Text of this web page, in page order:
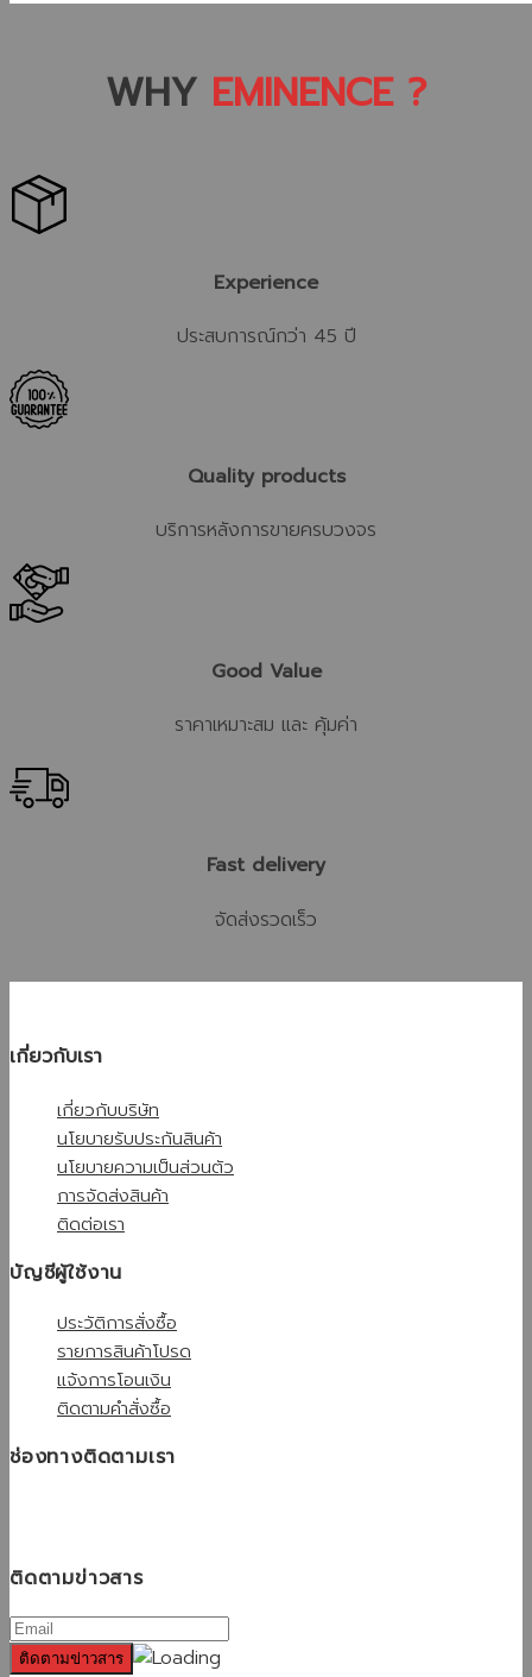
WHY EMINENCE ?
Experience
ประสบการณ์กว่า 45 ปี
Quality products
บริการหลังการขายครบวงจร
Good Value
ราคาเหมาะสม และ คุ้มค่า
Fast delivery
จัดส่งรวดเร็ว
เกี่ยวกับเรา
เกี่ยวกับบริษัท
นโยบายรับประกันสินค้า
นโยบายความเป็นส่วนตัว
การจัดส่งสินค้า
ติดต่อเรา
บัญชีผู้ใช้งาน
ประวัติการสั่งซื้อ
รายการสินค้าโปรด
แจ้งการโอนเงิน
ติดตามคำสั่งซื้อ
ช่องทางติดตามเรา
ติดตามข่าวสาร